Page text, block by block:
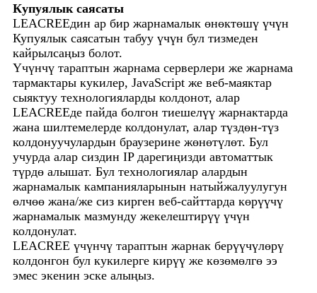
Купуялык саясаты
LEACREEдин ар бир жарнамалык өнөктөшү үчүн
Купуялык саясатын табуу үчүн бул тизмеден
кайрылсаңыз болот.
Үчүнчү тараптын жарнама серверлери же жарнама
тармактары кукилер, JavaScript же веб-маяктар
сыяктуу технологияларды колдонот, алар
LEACREEде пайда болгон тиешелүү жарнактарда
жана шилтемелерде колдонулат, алар түздөн-түз
колдонуучулардын браузерине жөнөтүлөт. Бул
учурда алар сиздин IP дарегиңизди автоматтык
түрдө алышат. Бул технологиялар алардын
жарнамалык кампанияларынын натыйжалуулугун
өлчөө жана/же сиз кирген веб-сайттарда көрүүчү
жарнамалык мазмунду жекелештирүү үчүн
колдонулат.
LEACREE үчүнчү тараптын жарнак берүүчүлөрү
колдонгон бул кукилерге кирүү же көзөмөлгө ээ
эмес экенин эске алыңыз.